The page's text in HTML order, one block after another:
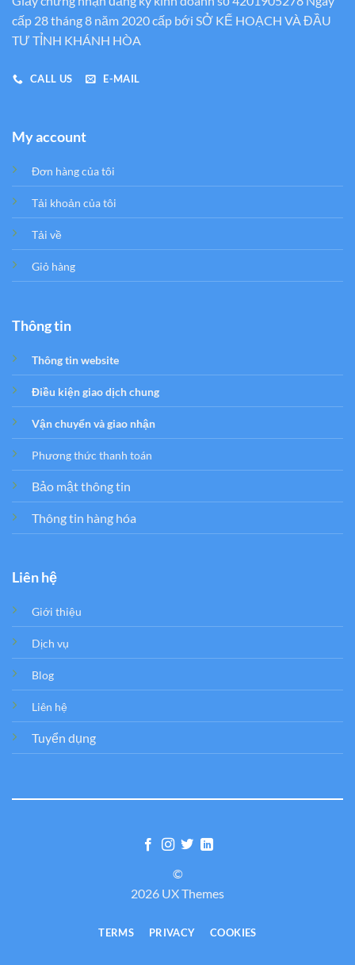
cấp 28 tháng 8 năm 2020 cấp bới SỞ KẾ HOẠCH VÀ ĐẦU
TƯ TỈNH KHÁNH HÒA
CALL US E-MAIL
My account
Đơn hàng của tôi
Tải khoản của tôi
Tải về
Giỏ hàng
Thông tin
Thông tin website
Điều kiện giao dịch chung
Vận chuyển và giao nhận
Phương thức thanh toán
Bảo mật thông tin
Thông tin hàng hóa
Liên hệ
Giới thiệu
Dịch vụ
Blog
Liên hệ
Tuyển dụng
©
2026 UX Themes
TERMS PRIVACY COOKIES